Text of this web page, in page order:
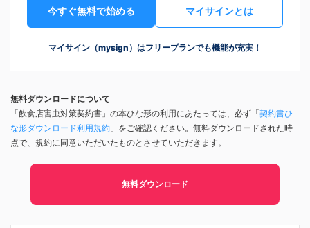
今すぐ無料で始める マイサインとは
マイサイン（mysign）はフリープランでも機能が充実！
無料ダウンロードについて
「飲食店害虫対策契約書」の本ひな形の利用にあたっては、必ず「契約書ひ
な形ダウンロード利用規約 」をご確認ください。無料ダウンロードされた時
点で、規約に同意いただいたものとさせていただきます。
無料ダウンロード